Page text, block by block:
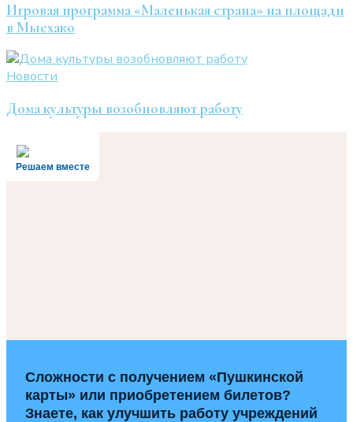
Игровая программа «Маленькая страна» на площади
в Мысхако
Новости
Дома культуры возобновляют работу
Решаем вместе
Сложности с получением «Пушкинской
карты» или приобретением билетов?
Знаете, как улучшить работу учреждений